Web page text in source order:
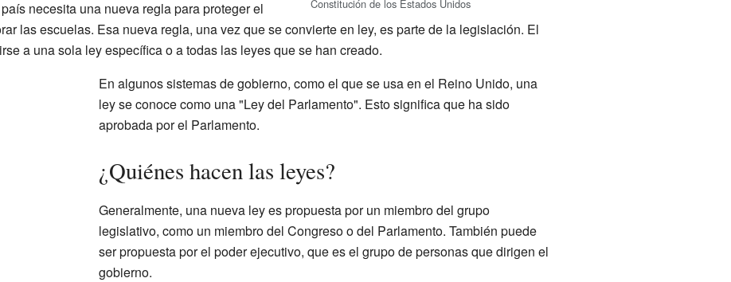
Constitución de los Estados Unidos
necesita una nueva regla para proteger el
las escuelas. Esa nueva regla, una vez que se convierte en ley, es parte de la legislación. El
a una sola ley específica o a todas las leyes que se han creado.
En algunos sistemas de gobierno, como el que se usa en el Reino Unido, una
ley se conoce como una "Ley del Parlamento". Esto significa que ha sido
aprobada por el Parlamento.
¿Quiénes hacen las leyes?
Generalmente, una nueva ley es propuesta por un miembro del grupo
legislativo, como un miembro del Congreso o del Parlamento. También puede
ser propuesta por el poder ejecutivo, que es el grupo de personas que dirigen el
gobierno.